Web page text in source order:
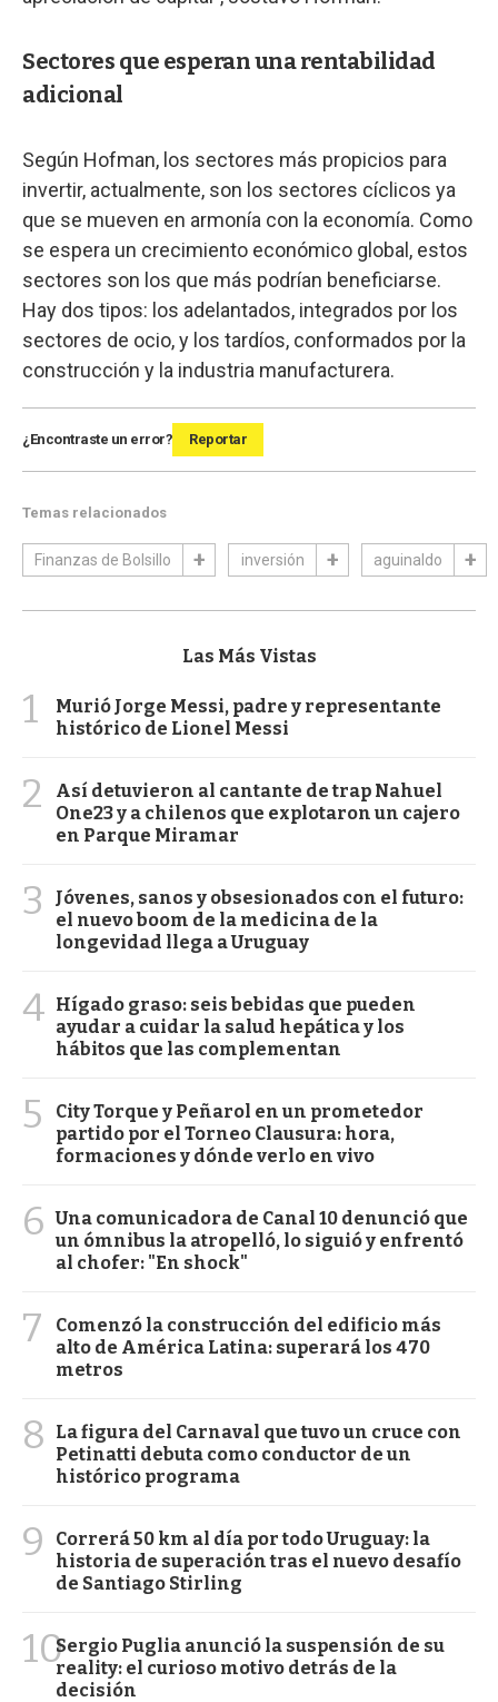
Sectores que esperan una rentabilidad
adicional
Según Hofman, los sectores más propicios para
invertir, actualmente, son los sectores cíclicos ya
que se mueven en armonía con la economía. Como
se espera un crecimiento económico global, estos
sectores son los que más podrían beneficiarse.
Hay dos tipos: los adelantados, integrados por los
sectores de ocio, y los tardíos, conformados por la
construcción y la industria manufacturera.
¿Encontraste un error? Reportar
Temas relacionados
Finanzas de Bolsillo inversión aguinaldo
Las Más Vistas
1
Murió Jorge Messi, padre y representante
histórico de Lionel Messi
2
Así detuvieron al cantante de trap Nahuel
One23 y a chilenos que explotaron un cajero
en Parque Miramar
3
Jóvenes, sanos y obsesionados con el futuro:
el nuevo boom de la medicina de la
longevidad llega a Uruguay
4 Hígado graso: seis bebidas que pueden
ayudar a cuidar la salud hepática y los
hábitos que las complementan
5
City Torque y Peñarol en un prometedor
partido por el Torneo Clausura: hora,
formaciones y dónde verlo en vivo
6 Una comunicadora de Canal 10 denunció que
un ómnibus la atropelló, lo siguió y enfrentó
al chofer: "En shock"
7
Comenzó la construcción del edificio más
alto de América Latina: superará los 470
metros
8
La figura del Carnaval que tuvo un cruce con
Petinatti debuta como conductor de un
histórico programa
9
Correrá 50 km al día por todo Uruguay: la
historia de superación tras el nuevo desafío
de Santiago Stirling
10Sergio Puglia anunció la suspensión de su
reality: el curioso motivo detrás de la
decisión